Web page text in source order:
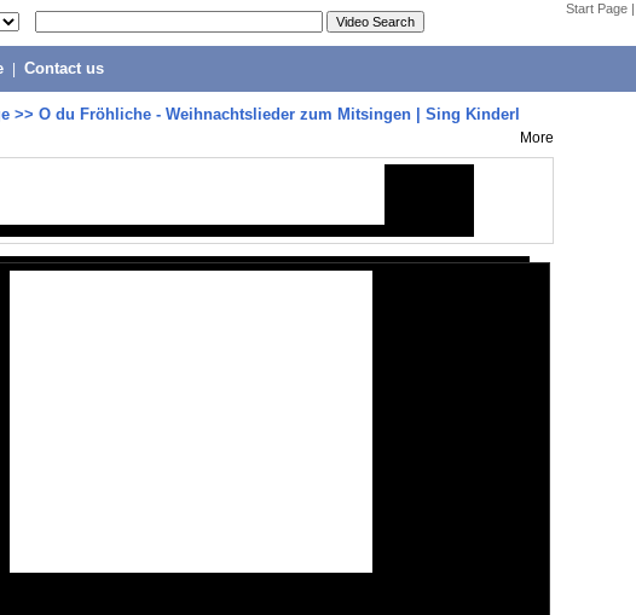
Start Page |
Contact us
>> O du Fröhliche - Weihnachtslieder zum Mitsingen | Sing Kinderl
More